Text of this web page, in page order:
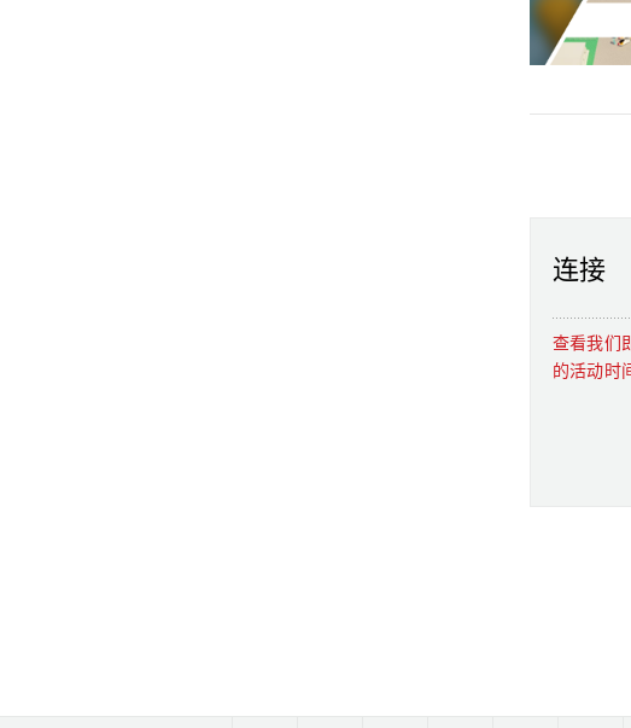
连接
查看我们
的活动时